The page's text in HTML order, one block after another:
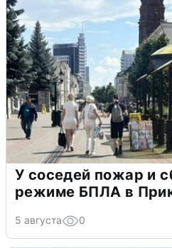
У соседей пожар и
режиме БПЛА в
5 августа 0